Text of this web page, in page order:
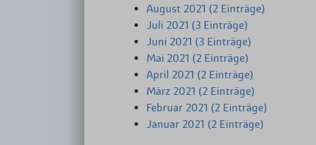
August 2021 (2 Einträge)
Juli 2021 (3 Einträge)
Juni 2021 (3 Einträge)
Mai 2021 (2 Einträge)
April 2021 (2 Einträge)
März 2021 (2 Einträge)
Februar 2021 (2 Einträge)
Januar 2021 (2 Einträge)